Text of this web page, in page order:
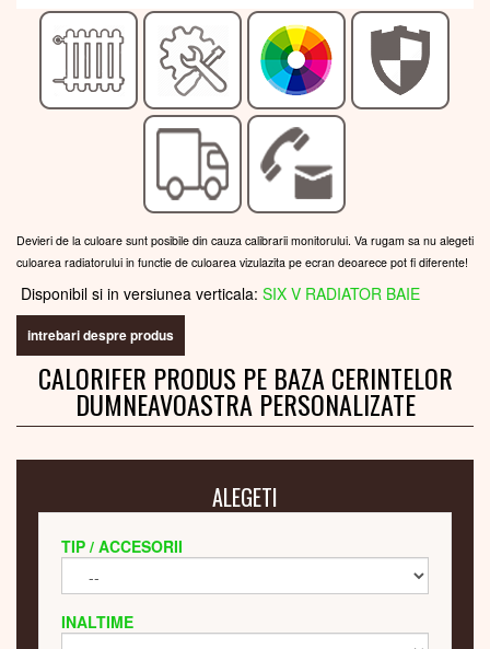
Devieri de la culoare sunt posibile din cauza calibrarii monitorului. Va rugam sa nu alegeti
culoarea radiatorului in functie de culoarea vizulazita pe ecran deoarece pot fi diferente!
Disponibil si in versiunea verticala: SIX V RADIATOR BAIE
intrebari despre produs
CALORIFER PRODUS PE BAZA CERINTELOR
DUMNEAVOASTRA PERSONALIZATE
ALEGETI
TIP / ACCESORII
INALTIME